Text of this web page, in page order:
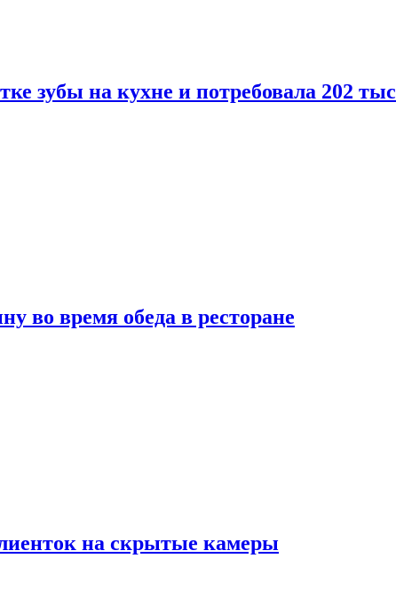
зубы на кухне и потребовала 202
время обеда в ресторане
на скрытые камеры